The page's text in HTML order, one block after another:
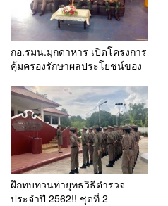
กอ.รมน.มุกดาหาร เปิดโครงการ
คุ้มครองรักษาผลประโยชน์ของ
อบรมอาสาสมัครกิจการพลเรือน
ฝึกทบทวนท่ายุทธวิธีตำรวจ
ประจำปี​ 2562!! ชุดที่​ 2